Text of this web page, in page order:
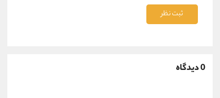
ثبت نظر
0 دیدگاه